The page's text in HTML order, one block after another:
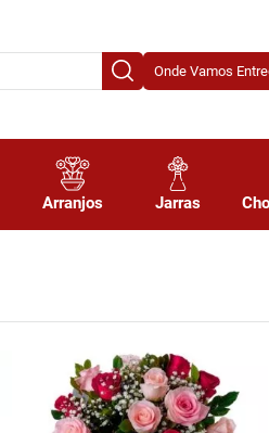
Onde Vamos
Arranjos Jarras